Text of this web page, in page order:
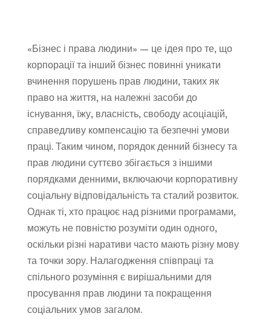
«Бізнес і права людини» — це ідея про те, що
корпорації та інший бізнес повинні уникати
вчинення порушень прав людини, таких як
право на життя, на належні засоби до
існування, їжу, власність, свободу асоціацій,
справедливу компенсацію та безпечні умови
праці. Таким чином, порядок денний бізнесу та
прав людини суттєво збігається з іншими
порядками денними, включаючи корпоративну
соціальну відповідальність та сталий розвиток.
Однак ті, хто працює над різними програмами,
можуть не повністю розуміти один одного,
оскільки різні наративи часто мають різну мову
та точки зору. Налагодження співпраці та
спільного розуміння є вирішальними для
просування прав людини та покращення
соціальних умов загалом.